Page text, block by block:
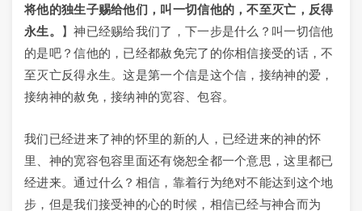
将他的独生子赐给他们，叫一切信他的，不至灭亡，反得
永生。
】神已经赐给我们了，下一步是什么？叫一切信他
的是吧？信他的，已经都赦免完了的你相信接受的话，不
至灭亡反得永生。这是第一个信是这个信，接纳神的爱，
接纳神的赦免，接纳神的宽容、包容。
我们已经进来了神的怀里的新的人，已经进来的神的怀
里、神的宽容包容里面还有饶恕全都一个意思，这里都已
经进来。通过什么？相信，靠着行为绝对不能达到这个地
步，但是我们接受神的心的时候，相信已经与神合而为